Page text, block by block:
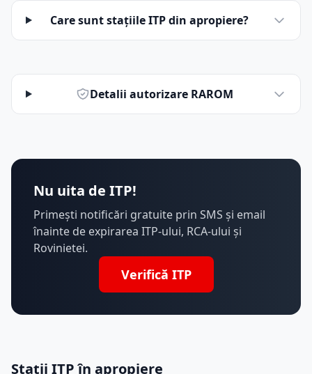
Care sunt stațiile ITP din apropiere?
Detalii autorizare RAROM
Nu uita de ITP!
Primești notificări gratuite prin SMS și email
înainte de expirarea ITP-ului, RCA-ului și
Rovinietei.
Verifică ITP
Stații ITP în apropiere